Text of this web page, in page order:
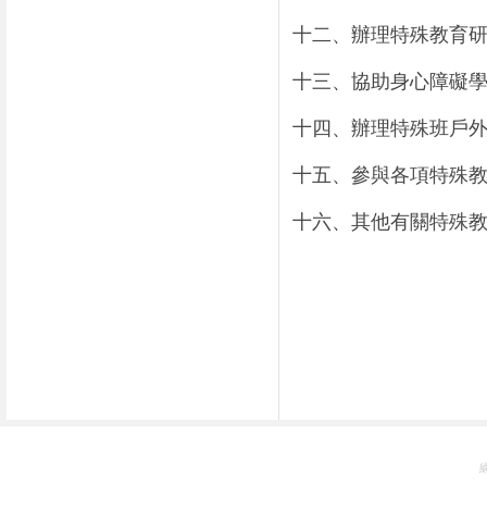
十二、辦理特殊教育
十三、協助身心障礙
十四、辦理特殊班戶
十五、參與各項特殊
十六、其他有關特殊